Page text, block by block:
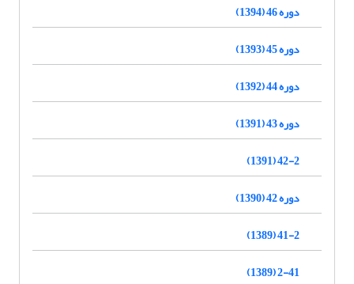
دوره 46 (1394)
دوره 45 (1393)
دوره 44 (1392)
دوره 43 (1391)
42-2 (1391)
دوره 42 (1390)
41-2 (1389)
2-41 (1389)